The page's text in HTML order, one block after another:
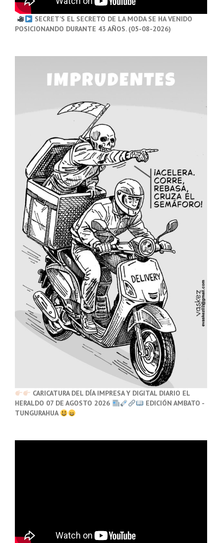
SECRET’S EL SECRETO DE LA MODA SE HA VENIDO
POSICIONANDO DURANTE 43 AÑOS. (05-08-2026)
CARICATURA DEL DÍA IMPRESA Y DIGITAL DIARIO EL
HERALDO 07 DE AGOSTO 2026
EDICIÓN AMBATO -
TUNGURAHUA